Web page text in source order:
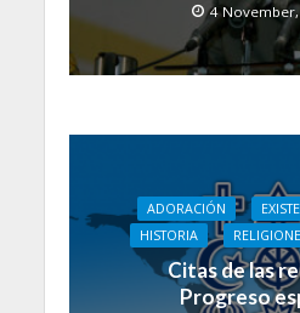
4
ADORACIÓN
HISTORIA
Citas de las
Progreso